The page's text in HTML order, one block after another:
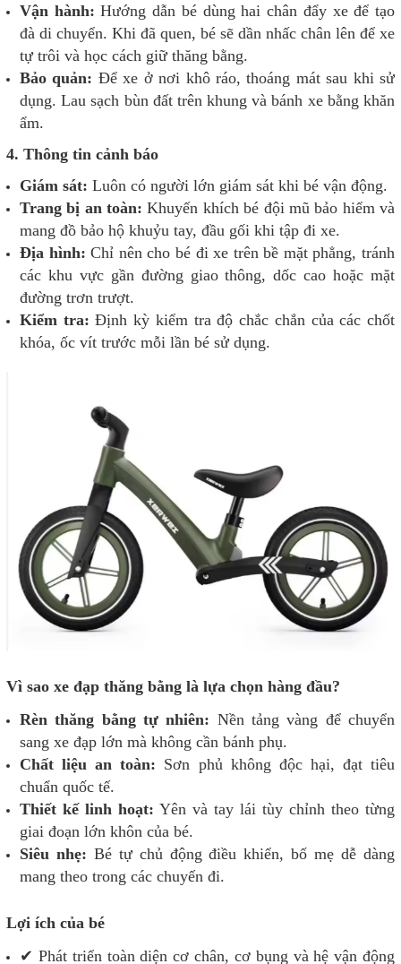
Vận hành: Hướng dẫn bé dùng hai chân đẩy xe để tạo
đà di chuyển. Khi đã quen, bé sẽ dần nhấc chân lên để xe
tự trôi và học cách giữ thăng bằng.
Bảo quản: Để xe ở nơi khô ráo, thoáng mát sau khi sử
dụng. Lau sạch bùn đất trên khung và bánh xe bằng khăn
ẩm.
4. Thông tin cảnh báo
Giám sát: Luôn có người lớn giám sát khi bé vận động.
Trang bị an toàn: Khuyến khích bé đội mũ bảo hiểm và
mang đồ bảo hộ khuỷu tay, đầu gối khi tập đi xe.
Địa hình: Chỉ nên cho bé đi xe trên bề mặt phẳng, tránh
các khu vực gần đường giao thông, dốc cao hoặc mặt
đường trơn trượt.
Kiểm tra: Định kỳ kiểm tra độ chắc chắn của các chốt
khóa, ốc vít trước mỗi lần bé sử dụng.
Vì sao xe đạp thăng bằng là lựa chọn hàng đầu?
Rèn thăng bằng tự nhiên: Nền tảng vàng để chuyển
sang xe đạp lớn mà không cần bánh phụ.
Chất liệu an toàn: Sơn phủ không độc hại, đạt tiêu
chuẩn quốc tế.
Thiết kế linh hoạt: Yên và tay lái tùy chỉnh theo từng
giai đoạn lớn khôn của bé.
Siêu nhẹ: Bé tự chủ động điều khiển, bố mẹ dễ dàng
mang theo trong các chuyến đi.
Lợi ích của bé
✔ Phát triển toàn diện cơ chân, cơ bụng và hệ vận động